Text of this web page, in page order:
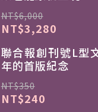
NT$6,000
NT$3,280
聯合報創刊號L型
年的首版紀念
NT$350
NT$240